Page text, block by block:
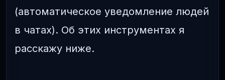
(автоматическое уведомление людей
в чатах). Об этих инструментах я
расскажу ниже.